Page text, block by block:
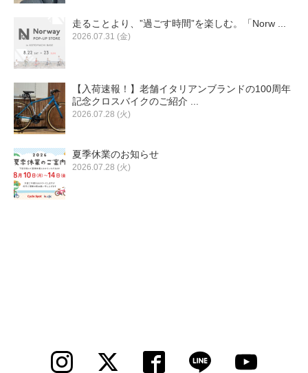
走ることより、”過ごす時間”を楽しむ。「Norw ...
2026.07.31 (金)
【入荷速報！】老舗イタリアンブランドの100周年
記念クロスバイクのご紹介 ...
2026.07.28 (火)
夏季休業のお知らせ
2026.07.28 (火)